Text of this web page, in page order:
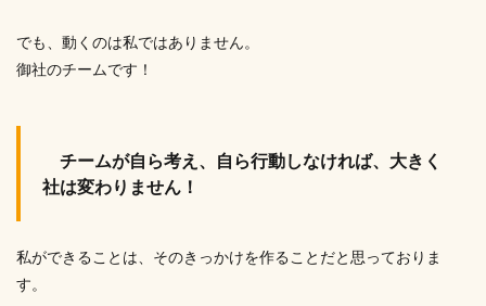
でも、動くのは私ではありません。
御社のチームです！
チームが自ら考え、自ら行動しなければ、大きく
社は変わりません！
私ができることは、そのきっかけを作ることだと思っておりま
す。